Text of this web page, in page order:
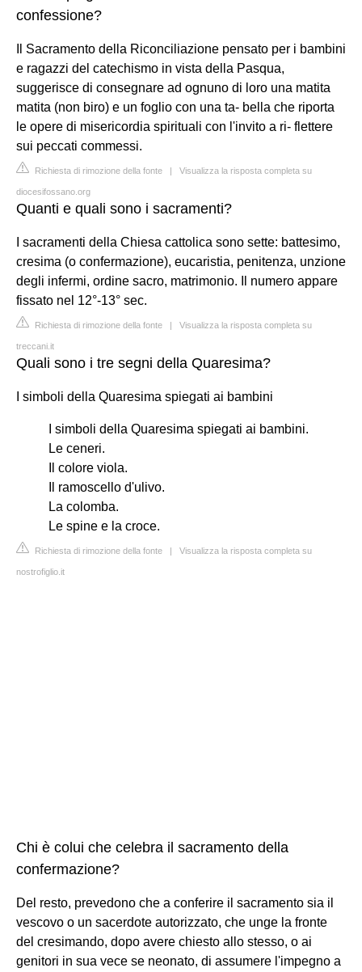
confessione?
Il Sacramento della Riconciliazione pensato per i bambini
e ragazzi del catechismo in vista della Pasqua,
suggerisce di consegnare ad ognuno di loro una matita
matita (non biro) e un foglio con una ta- bella che riporta
le opere di misericordia spirituali con l'invito a ri- flettere
sui peccati commessi.
Richiesta di rimozione della fonte | Visualizza la risposta completa su
diocesifossano.org
Quanti e quali sono i sacramenti?
I sacramenti della Chiesa cattolica sono sette: battesimo,
cresima (o confermazione), eucaristia, penitenza, unzione
degli infermi, ordine sacro, matrimonio. Il numero appare
fissato nel 12°-13° sec.
Richiesta di rimozione della fonte | Visualizza la risposta completa su
treccani.it
Quali sono i tre segni della Quaresima?
I simboli della Quaresima spiegati ai bambini
I simboli della Quaresima spiegati ai bambini.
Le ceneri.
Il colore viola.
Il ramoscello d'ulivo.
La colomba.
Le spine e la croce.
Richiesta di rimozione della fonte | Visualizza la risposta completa su
nostrofiglio.it
Chi è colui che celebra il sacramento della
confermazione?
Del resto, prevedono che a conferire il sacramento sia il
vescovo o un sacerdote autorizzato, che unge la fronte
del cresimando, dopo avere chiesto allo stesso, o ai
genitori in sua vece se neonato, di assumere l'impegno a